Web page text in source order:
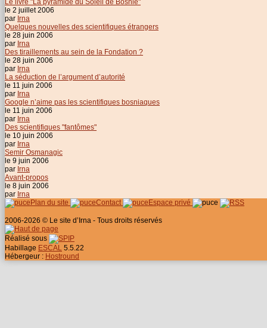
le 2 juillet 2006
par Irna
Quelques nouvelles des scientifiques étrangers
le 28 juin 2006
par Irna
Des tiraillements au sein de la Fondation ?
le 28 juin 2006
par Irna
La séduction de l’argument d’autorité
le 11 juin 2006
par Irna
Google n’aime pas les scientifiques bosniaques
le 11 juin 2006
par Irna
Des scientifiques "fantômes"
le 10 juin 2006
par Irna
Semir Osmanagic
le 9 juin 2006
par Irna
Avant-propos
le 8 juin 2006
par Irna
Plan du site
Contact Espace privé
2006-2026 © Le site d’Irna - Tous droits réservés
Réalisé sous
Habillage ESCAL 5.5.22
Hébergeur : Hostround